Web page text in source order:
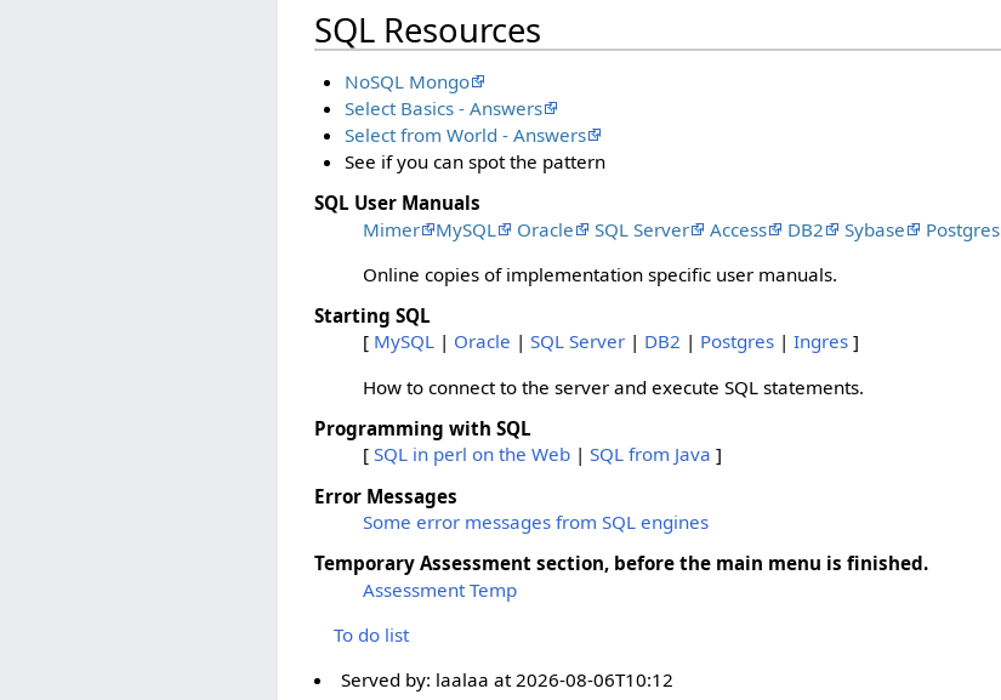
SQL Resources
NoSQL Mongo
Select Basics - Answers
Select from World - Answers
See if you can spot the pattern
SQL User Manuals
Mimer
MySQL Oracle SQL Server Access DB2 Sybase Postgres
Online copies of implementation specific user manuals.
Starting SQL
[ MySQL | Oracle |SQL Server | DB2 | Postgres |Ingres ]
How to connect to the server and execute SQL statements.
Programming with SQL
[SQL in perl on the Web |SQL from Java ]
Error Messages
Some error messages from SQL engines
Temporary Assessment section, before the main menu is finished.
Assessment Temp
To do list
Served by: laalaa at2026-08-06T10:12